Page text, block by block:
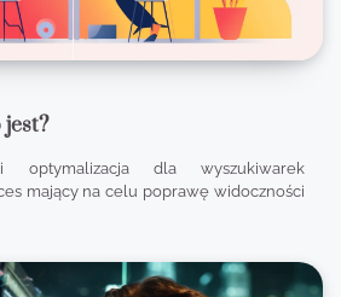
jest?
optymalizacja dla wyszukiwarek
mający na celu poprawę widoczności